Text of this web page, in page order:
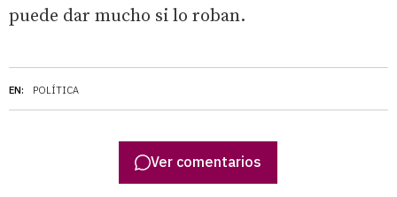
EN: POLÍTICA
puede dar mucho si lo roban.
Ver comentarios